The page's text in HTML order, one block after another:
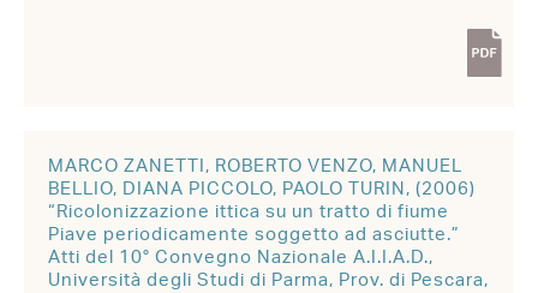
MARCO ZANETTI, ROBERTO VENZO, MANUEL
BELLIO, DIANA PICCOLO, PAOLO TURIN, (2006)
“Ricolonizzazione ittica su un tratto di fiume
Piave periodicamente soggetto ad asciutte.”
Atti del 10° Convegno Nazionale A.I.I.A.D.,
Università degli Studi di Parma, Prov. di Pescara,